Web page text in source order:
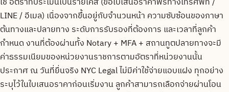
LINE / อีเมล) เนื่องจากขึ้นอยู่กับจำนวนหน้า ความซับซ้อนของภาษา
ต้นทางและปลายทาง ระดับการรับรองที่ต้องการ และเวลาที่ลูกค้า
กำหนด งานที่ต้องผ่านทั้ง Notary + MFA + สถานทูตปลายทางจะมี
ค่าธรรมเนียมของหน่วยงานราชการตามอัตราที่หน่วยงานนั้น
ประกาศ ณ วันที่ยื่นจริง NYC Legal ไม่มีค่าใช้จ่ายแอบแฝง ทุกอย่าง
ระบุไว้ในใบเสนอราคาก่อนเริ่มงาน ลูกค้าสามารถเลือกจ่ายผ่านโอน